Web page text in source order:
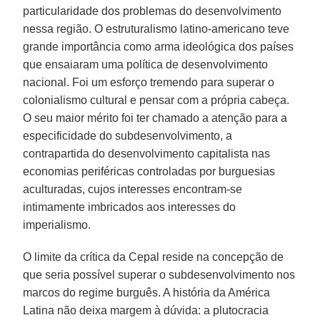
particularidade dos problemas do desenvolvimento
nessa região. O estruturalismo latino-americano teve
grande importância como arma ideológica dos países
que ensaiaram uma política de desenvolvimento
nacional. Foi um esforço tremendo para superar o
colonialismo cultural e pensar com a própria cabeça.
O seu maior mérito foi ter chamado a atenção para a
especificidade do subdesenvolvimento, a
contrapartida do desenvolvimento capitalista nas
economias periféricas controladas por burguesias
aculturadas, cujos interesses encontram-se
intimamente imbricados aos interesses do
imperialismo.
O limite da crítica da Cepal reside na concepção de
que seria possível superar o subdesenvolvimento nos
marcos do regime burguês. A história da América
Latina não deixa margem à dúvida: a plutocracia